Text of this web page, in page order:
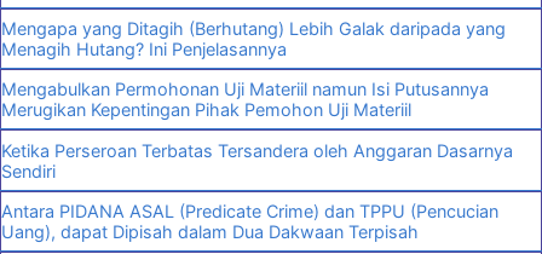
Mengapa yang Ditagih (Berhutang) Lebih Galak daripada yang
Menagih Hutang? Ini Penjelasannya
Mengabulkan Permohonan Uji Materiil namun Isi Putusannya
Merugikan Kepentingan Pihak Pemohon Uji Materiil
Ketika Perseroan Terbatas Tersandera oleh Anggaran Dasarnya
Sendiri
Antara PIDANA ASAL (Predicate Crime) dan TPPU (Pencucian
Uang), dapat Dipisah dalam Dua Dakwaan Terpisah